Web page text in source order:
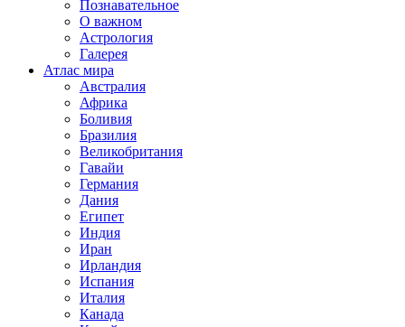
Познавательное
О важном
Астрология
Галерея
Атлас мира
Австралия
Африка
Боливия
Бразилия
Великобритания
Гавайи
Германия
Дания
Египет
Индия
Иран
Ирландия
Испания
Италия
Канада